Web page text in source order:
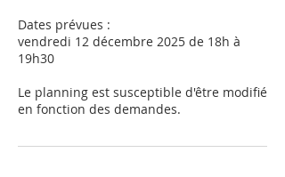
Dates prévues :
vendredi 12 décembre 2025 de 18h à
19h30
Le planning est susceptible d'être modifié
en fonction des demandes.